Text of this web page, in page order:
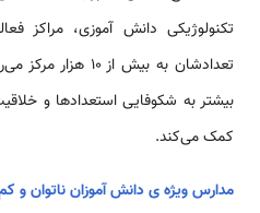
تکنولوژیکی دانش آموزی، مراکز
تعدادشان به بیش
بیشتر به شکوفایی استعدادها و
کمک می‌کند.
مدارس ویژه ی دانش آموزان ناتوان